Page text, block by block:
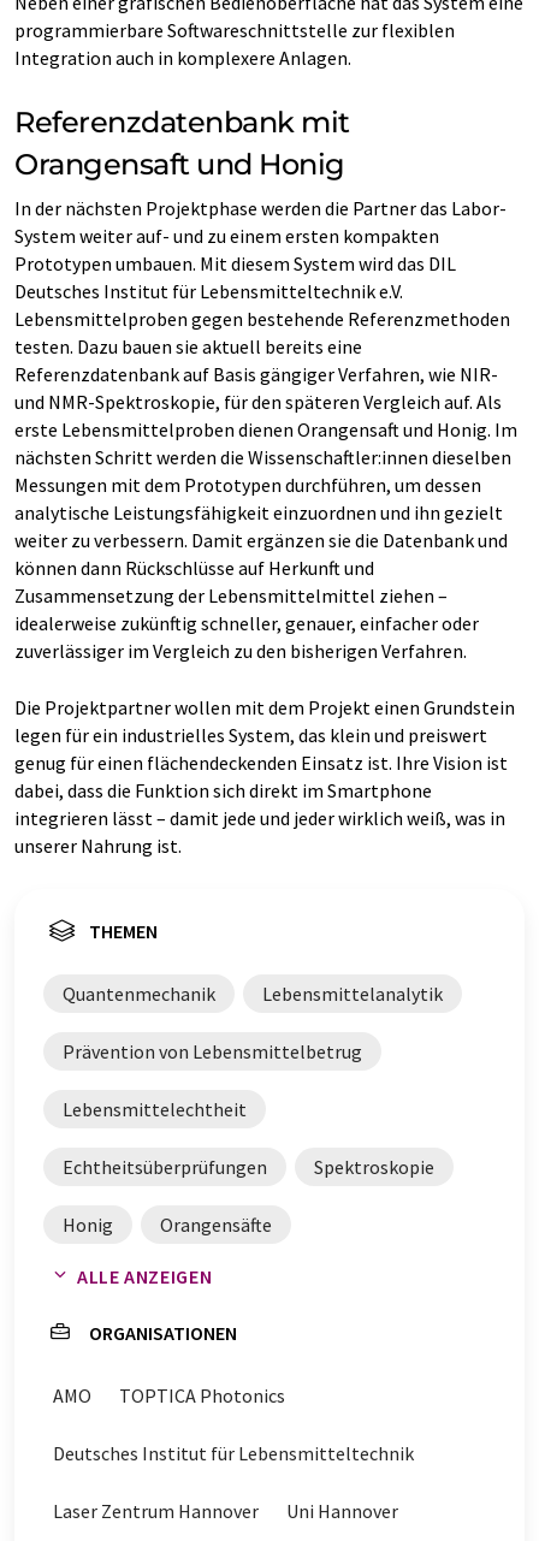
programmierbare Softwareschnittstelle zur flexiblen
Integration auch in komplexere Anlagen.
Referenzdatenbank mit
Orangensaft und Honig
In der nächsten Projektphase werden die Partner das Labor-
System weiter auf- und zu einem ersten kompakten
Prototypen umbauen. Mit diesem System wird das DIL
Deutsches Institut für Lebensmitteltechnik e.V.
Lebensmittelproben gegen bestehende Referenzmethoden
testen. Dazu bauen sie aktuell bereits eine
Referenzdatenbank auf Basis gängiger Verfahren, wie NIR-
und NMR-Spektroskopie, für den späteren Vergleich auf. Als
erste Lebensmittelproben dienen Orangensaft und Honig. Im
nächsten Schritt werden die Wissenschaftler:innen dieselben
Messungen mit dem Prototypen durchführen, um dessen
analytische Leistungsfähigkeit einzuordnen und ihn gezielt
weiter zu verbessern. Damit ergänzen sie die Datenbank und
können dann Rückschlüsse auf Herkunft und
Zusammensetzung der Lebensmittelmittel ziehen –
idealerweise zukünftig schneller, genauer, einfacher oder
zuverlässiger im Vergleich zu den bisherigen Verfahren.
Die Projektpartner wollen mit dem Projekt einen Grundstein
legen für ein industrielles System, das klein und preiswert
genug für einen flächendeckenden Einsatz ist. Ihre Vision ist
dabei, dass die Funktion sich direkt im Smartphone
integrieren lässt – damit jede und jeder wirklich weiß, was in
unserer Nahrung ist.
THEMEN
Quantenmechanik Lebensmittelanalytik
Prävention von Lebensmittelbetrug
Lebensmittelechtheit
Echtheitsüberprüfungen Spektroskopie
Honig Orangensäfte
Authentizitätsprüfung
ALLE ANZEIGEN
ORGANISATIONEN
AMO TOPTICA Photonics
Deutsches Institut für Lebensmitteltechnik
Laser Zentrum Hannover Uni Hannover